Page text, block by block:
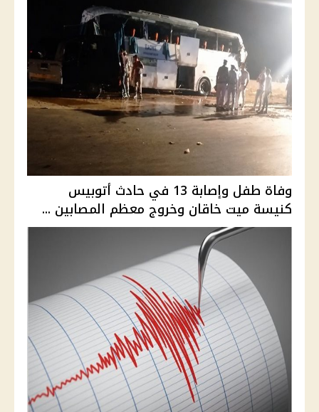
وفاة طفل وإصابة 13 في حادث أتوبيس
كنيسة ميت خاقان وخروج معظم المصابين ...